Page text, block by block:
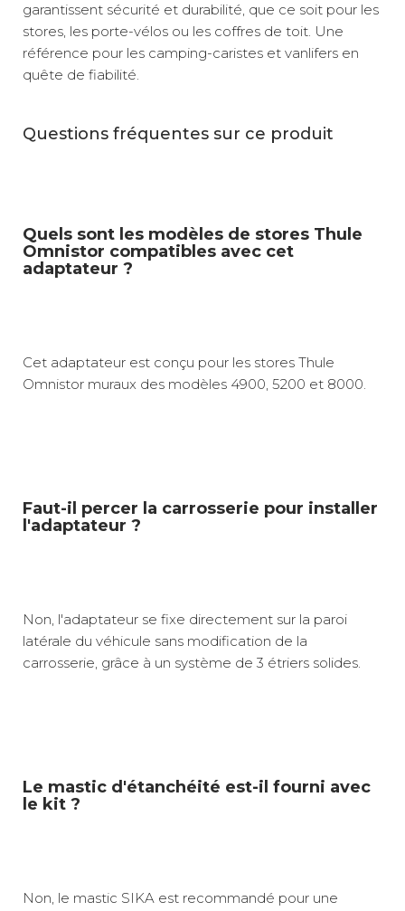
garantissent sécurité et durabilité, que ce soit pour les
stores, les porte-vélos ou les coffres de toit. Une
référence pour les camping-caristes et vanlifers en
quête de fiabilité.
Questions fréquentes sur ce produit
Quels sont les modèles de stores Thule
Omnistor compatibles avec cet
adaptateur ?
Cet adaptateur est conçu pour les stores Thule
Omnistor muraux des modèles 4900, 5200 et 8000.
Faut-il percer la carrosserie pour installer
l'adaptateur ?
Non, l'adaptateur se fixe directement sur la paroi
latérale du véhicule sans modification de la
carrosserie, grâce à un système de 3 étriers solides.
Le mastic d'étanchéité est-il fourni avec
le kit ?
Non, le mastic SIKA est recommandé pour une